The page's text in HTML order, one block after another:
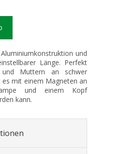
und
Länge. Perfekt
und Muttern an schwer
es mit einem Magneten an
und einem Kopf
kann.